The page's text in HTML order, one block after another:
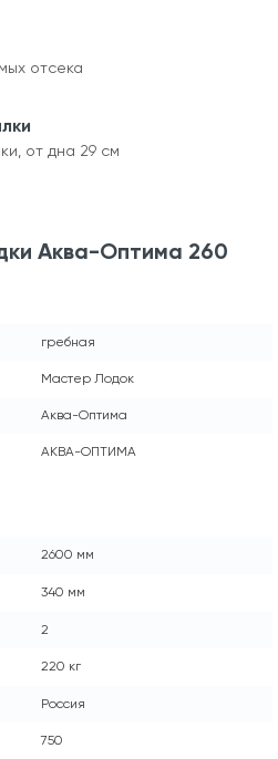
отсека
от дна 29 см
Аква-Оптима 260
гребная
Мастер Лодок
Аква-Оптима
АКВА-ОПТИМА
2600 мм
340 мм
2
220 кг
Россия
750